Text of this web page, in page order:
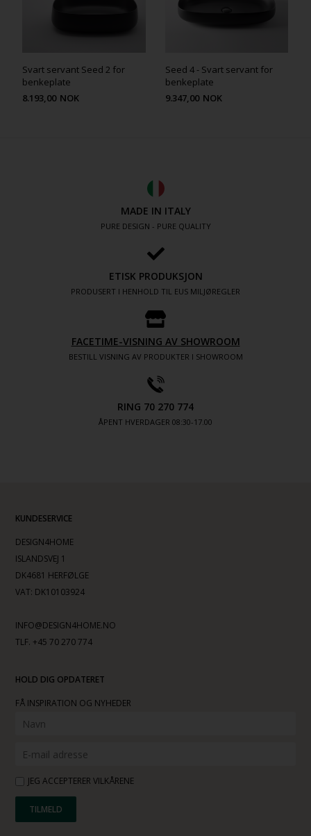
Svart servant Seed 2 for
benkeplate
8.193,00 NOK
Seed 4 - Svart servant for
benkeplate
9.347,00 NOK
MADE IN ITALY
PURE DESIGN - PURE QUALITY
ETISK PRODUKSJON
PRODUSERT I HENHOLD TIL EUS MILJØREGLER
FACETIME-VISNING AV SHOWROOM
BESTILL VISNING AV PRODUKTER I SHOWROOM
RING 70 270 774
ÅPENT HVERDAGER 08:30-17.00
KUNDESERVICE
DESIGN4HOME
ISLANDSVEJ 1
DK4681 HERFØLGE
VAT: DK10103924
INFO@DESIGN4HOME.NO
TLF. +45 70 270 774
HOLD DIG OPDATERET
FÅ INSPIRATION OG NYHEDER
JEG ACCEPTERER VILKÅRENE